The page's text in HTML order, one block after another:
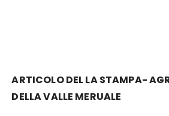
ARTICOLO DEL LA STAMPA-
DELLA VALLE MERUALE